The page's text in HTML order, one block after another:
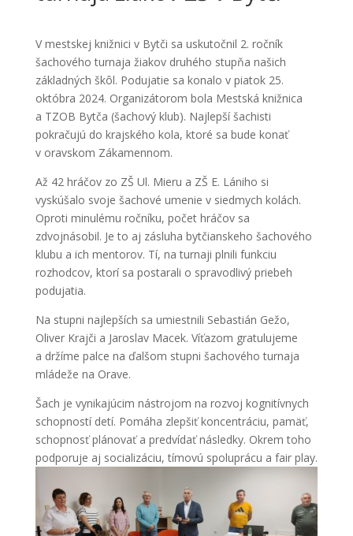
V mestskej knižnici v Bytči sa uskutočnil 2. ročník
šachového turnaja žiakov druhého stupňa našich
základných škôl. Podujatie sa konalo v piatok 25.
októbra 2024. Organizátorom bola Mestská knižnica
a TZOB Bytča (šachový klub). Najlepší šachisti
pokračujú do krajského kola, ktoré sa bude konať
v oravskom Zákamennom.
Až 42 hráčov zo ZŠ Ul. Mieru a ZŠ E. Lániho si
vyskúšalo svoje šachové umenie v siedmych kolách.
Oproti minulému ročníku, počet hráčov sa
zdvojnásobil. Je to aj zásluha bytčianskeho šachového
klubu a ich mentorov. Tí, na turnaji plnili funkciu
rozhodcov, ktorí sa postarali o spravodlivý priebeh
podujatia.
Na stupni najlepších sa umiestnili Sebastián Gežo,
Oliver Krajči a Jaroslav Macek. Víťazom gratulujeme
a držíme palce na ďalšom stupni šachového turnaja
mládeže na Orave.
Šach je vynikajúcim nástrojom na rozvoj kognitívnych
schopností detí. Pomáha zlepšiť koncentráciu, pamäť,
schopnosť plánovať a predvídať následky. Okrem toho
podporuje aj socializáciu, tímovú spoluprácu a fair play.